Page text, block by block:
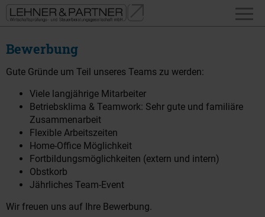
Bewerbung
Gute Gründe um Teil unseres Teams zu werden:
Viele langjährige Mitarbeiter
Betriebsklima & Teamwork: Sehr gute und familiäre
Zusammenarbeit
Flexible Arbeitszeiten
Home-Office Möglichkeit
Fortbildungsmöglichkeiten (extern und intern)
Obstkorb
Jährliches Team-Event
Wir freuen uns auf Ihre Bewerbung.